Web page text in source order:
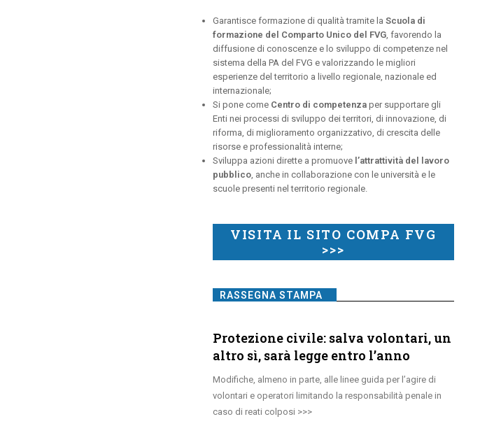
Garantisce formazione di qualità tramite la Scuola di
formazione del Comparto Unico del FVG, favorendo la
diffusione di conoscenze e lo sviluppo di competenze nel
sistema della PA del FVG e valorizzando le migliori
esperienze del territorio a livello regionale, nazionale ed
internazionale;
Si pone come Centro di competenzaper supportare gli
Enti nei processi di sviluppo dei territori, di innovazione, di
riforma, di miglioramento organizzativo, di crescita delle
risorse e professionalità interne;
Sviluppa azioni dirette a promuove l’attrattività del lavoro
pubblico, anche in collaborazione con le università e le
scuole presenti nel territorio regionale.
VISITA IL SITO COMPA FVG
>>>
RASSEGNA STAMPA
Protezione civile: salva volontari, un
altro sì, sarà legge entro l’anno
Modifiche, almeno in parte, alle linee guida per l’agire di
volontari e operatori limitando la responsabilità penale in
caso di reati colposi